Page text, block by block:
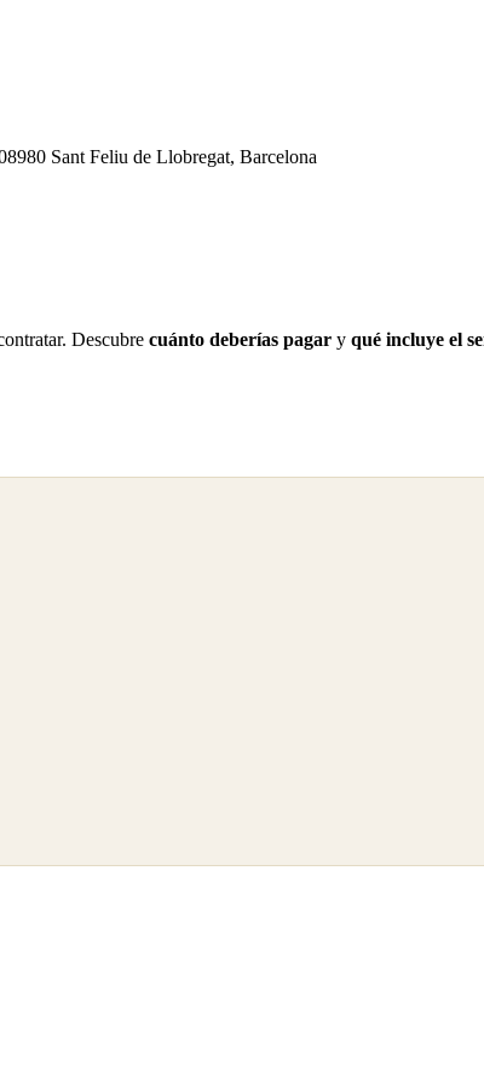
Sant Feliu de Llobregat, Barcelona
Descubre cuánto deberías pagar y qué incluye el